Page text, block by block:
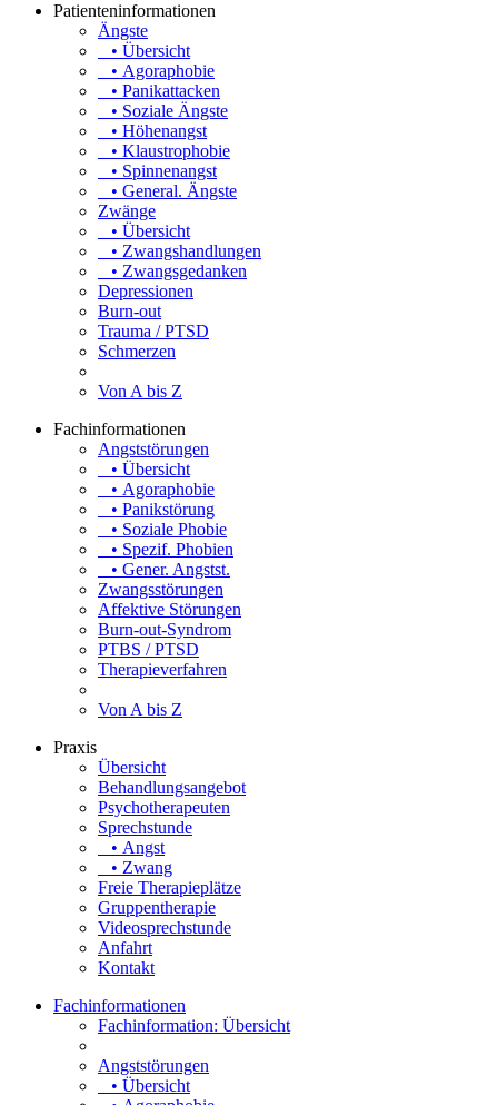
Patienteninformationen
Ängste
• Übersicht
• Agoraphobie
• Panikattacken
• Soziale Ängste
• Höhenangst
• Klaustrophobie
• Spinnenangst
• General. Ängste
Zwänge
• Übersicht
• Zwangshandlungen
• Zwangsgedanken
Depressionen
Burn-out
Trauma / PTSD
Schmerzen
Von A bis Z
Fachinformationen
Angststörungen
• Übersicht
• Agoraphobie
• Panikstörung
• Soziale Phobie
• Spezif. Phobien
• Gener. Angstst.
Zwangsstörungen
Affektive Störungen
Burn-out-Syndrom
PTBS / PTSD
Therapieverfahren
Von A bis Z
Praxis
Übersicht
Behandlungsangebot
Psychotherapeuten
Sprechstunde
• Angst
• Zwang
Freie Therapieplätze
Gruppentherapie
Videosprechstunde
Anfahrt
Kontakt
Fachinformationen
Fachinformation: Übersicht
Angststörungen
• Übersicht